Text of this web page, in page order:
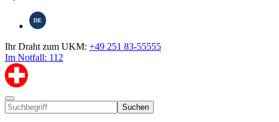
DE
Ihr Draht zum UKM: +49 251 83-55555
Im Notfall: 112
Suchen